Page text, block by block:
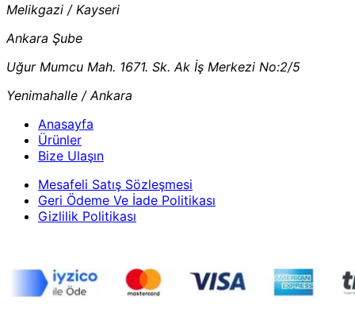
Melikgazi / Kayseri
Ankara Şube
Uğur Mumcu Mah. 1671. Sk. Ak İş Merkezi No:2/5
Yenimahalle / Ankara
Anasayfa
Ürünler
Bize Ulaşın
Mesafeli Satış Sözleşmesi
Geri Ödeme Ve İade Politikası
Gizlilik Politikası